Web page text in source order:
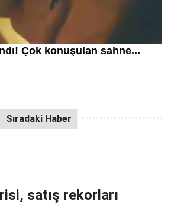
satış rekorları